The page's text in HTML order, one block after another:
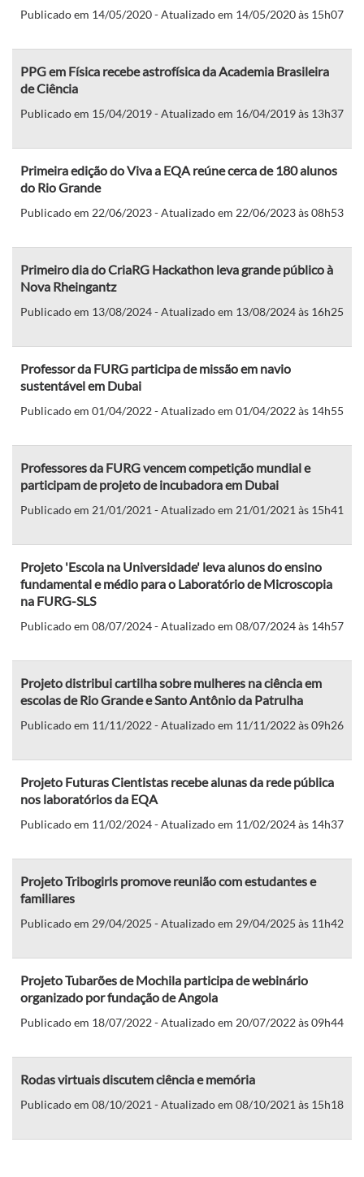
Publicado em 14/05/2020 - Atualizado em 14/05/2020 às 15h07
PPG em Física recebe astrofísica da Academia Brasileira
de Ciência
Publicado em 15/04/2019 - Atualizado em 16/04/2019 às 13h37
Primeira edição do Viva a EQA reúne cerca de 180 alunos
do Rio Grande
Publicado em 22/06/2023 - Atualizado em 22/06/2023 às 08h53
Primeiro dia do CriaRG Hackathon leva grande público à
Nova Rheingantz
Publicado em 13/08/2024 - Atualizado em 13/08/2024 às 16h25
Professor da FURG participa de missão em navio
sustentável em Dubai
Publicado em 01/04/2022 - Atualizado em 01/04/2022 às 14h55
Professores da FURG vencem competição mundial e
participam de projeto de incubadora em Dubai
Publicado em 21/01/2021 - Atualizado em 21/01/2021 às 15h41
Projeto 'Escola na Universidade' leva alunos do ensino
fundamental e médio para o Laboratório de Microscopia
na FURG-SLS
Publicado em 08/07/2024 - Atualizado em 08/07/2024 às 14h57
Projeto distribui cartilha sobre mulheres na ciência em
escolas de Rio Grande e Santo Antônio da Patrulha
Publicado em 11/11/2022 - Atualizado em 11/11/2022 às 09h26
Projeto Futuras Cientistas recebe alunas da rede pública
nos laboratórios da EQA
Publicado em 11/02/2024 - Atualizado em 11/02/2024 às 14h37
Projeto Tribogirls promove reunião com estudantes e
familiares
Publicado em 29/04/2025 - Atualizado em 29/04/2025 às 11h42
Projeto Tubarões de Mochila participa de webinário
organizado por fundação de Angola
Publicado em 18/07/2022 - Atualizado em 20/07/2022 às 09h44
Rodas virtuais discutem ciência e memória
Publicado em 08/10/2021 - Atualizado em 08/10/2021 às 15h18